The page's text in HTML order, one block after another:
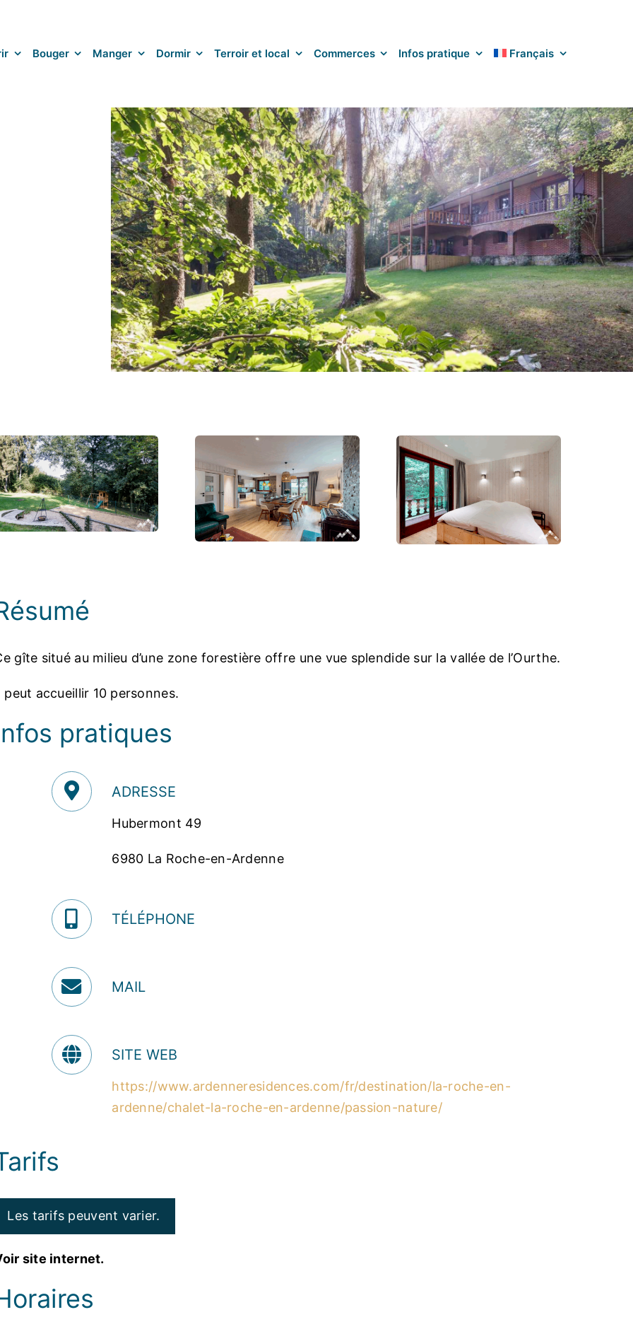
Bouger Manger Dormir Terroir et local Commerces Infos pratique Français
gîte situé au milieu d’une zone forestière offre une vue splendide sur la vallée de l’Ourthe.
peut accueillir 10 personnes.
pratiques
ADRESSE
Hubermont 49
6980 La Roche-en-Ardenne
TÉLÉPHONE
MAIL
SITE WEB
https://www.ardenneresidences.com/fr/destination/la-roche-en-
ardenne/chalet-la-roche-en-ardenne/passion-nature/
Les tarifs peuvent varier.
site internet.